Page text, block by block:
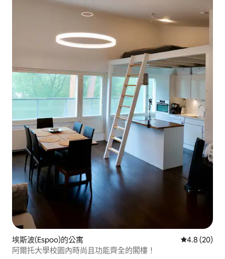
埃斯波(Espoo)的公寓 從 20 則評
4.8 (20)
阿爾托大學校園內時尚且功能齊全的閣樓！